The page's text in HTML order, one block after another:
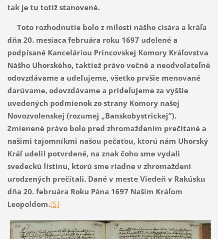
tak je tu totiž stanovené.
Toto rozhodnutie bolo z milosti nášho cisára a kráľa
dňa 20. mesiaca februára roku 1697 udelené a
podpísané Kanceláriou Princovskej Komory Kráľovstva
Nášho Uhorského, taktiež právo večné a neodvolateľné
odovzdávame a udeľujeme, všetko prvšie menované
darúvame, odovzdávame a prideľujeme za vyššie
uvedených podmienok zo strany Komory našej
Novozvolenskej (rozumej „Banskobystrickej“).
Zmienené právo bolo pred zhromaždením prečítané a
našimi tajomníkmi našou pečaťou, ktorú nám Uhorský
Kráľ udelil potvrdené, na znak čoho sme vydali
svedeckú listinu, ktorú sme riadne v zhromaždení
urodzených prečítali. Dané v meste Viedeň v Rakúsku
dňa 20. februára Roku Pána 1697 Naším Kráľom
Leopoldom.[5]